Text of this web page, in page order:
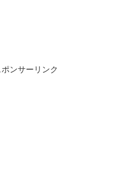
ポンサーリンク